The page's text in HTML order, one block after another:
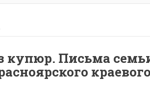
купюр. Письма